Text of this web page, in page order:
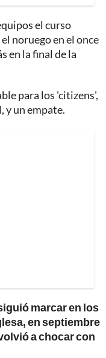
el curso
noruego en el once
en la final de la
para los 'citizens',
y un empate.
marcar en los
en septiembre
a chocar con